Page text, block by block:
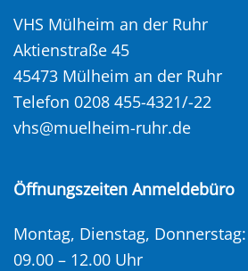
VHS Mülheim an der Ruhr
Aktienstraße 45
45473 Mülheim an der Ruhr
Telefon 0208 455-4321/-22
vhs@muelheim-ruhr.de
Öffnungszeiten Anmeldebüro
Montag, Dienstag, Donnerstag:
09.00 – 12.00 Uhr